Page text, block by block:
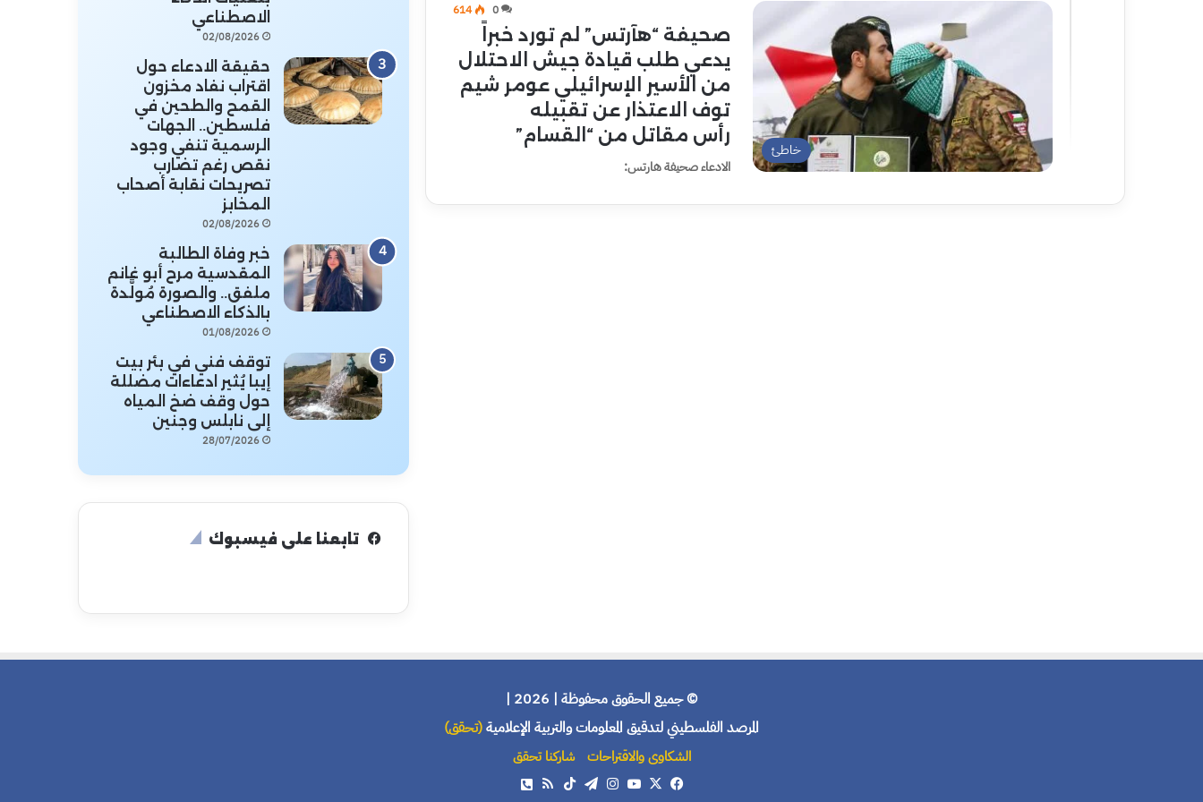
خاطئ
0
614
صحيفة “هآرتس” لم تورد خبراً
يدعي طلب قيادة جيش الاحتلال
من الأسير الإسرائيلي عومر شيم
توف الاعتذار عن تقبيله
رأس مقاتل من “القسام”
الادعاء صحيفة هارتس:
الاصطناعي
02/08/2026
حقيقة الادعاء حول
اقتراب نفاد مخزون
القمح والطحين في
فلسطين.. الجهات
الرسمية تنفي وجود
نقص رغم تضارب
تصريحات نقابة أصحاب
المخابز
02/08/2026
خبر وفاة الطالبة
المقدسية مرح أبو غانم
ملفق.. والصورة مُولَّدة
بالذكاء الاصطناعي
01/08/2026
توقف فني في بئر بيت
إيبا يُثير ادعاءات مضللة
حول وقف ضخ المياه
إلى نابلس وجنين
28/07/2026
تابعنا على فيسبوك
© جميع الحقوق محفوظة | 2026 |
المرصد الفلسطيني لتدقيق المعلومات والتربية الإعلامية(تحقق)
الشكاوى والاقتراحات
شاركنا تحقق
فيسبوك
X يوتيوبانستقرامتيلقرام‫TikTokملخص